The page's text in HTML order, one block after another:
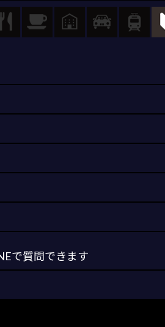
で質問できます